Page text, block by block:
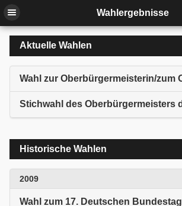
Wahlergebnisse
Aktuelle Wahlen
Historische Wahlen
2009
Wahl zum 17. Deutschen Bundestag